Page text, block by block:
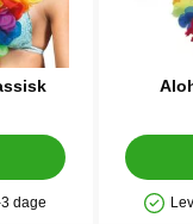
På lager
dage